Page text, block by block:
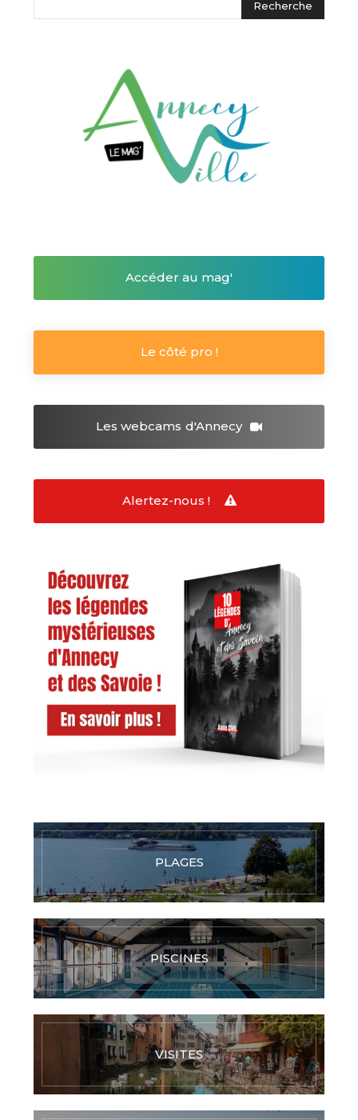
Accéder au mag'
Le côté pro !
Les webcams d'Annecy
Alertez-nous !
PLAGES
PISCINES
VISITES